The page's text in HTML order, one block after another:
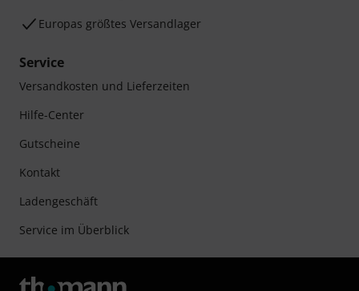
Europas größtes Versandlager
Service
Versandkosten und Lieferzeiten
Hilfe-Center
Gutscheine
Kontakt
Ladengeschäft
Service im Überblick